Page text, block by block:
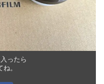
ったら
。